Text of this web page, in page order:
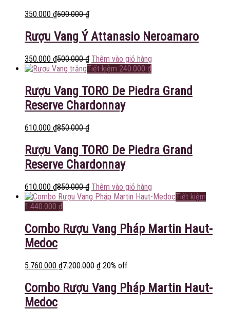
350.000 ₫500.000₫
Rượu Vang Ý Attanasio Neroamaro
350.000 ₫500.000₫ Thêm vào giỏ hàng
Tiết kiệm 240.000 ₫
Rượu Vang TORO De Piedra Grand
Reserve Chardonnay
610.000 ₫850.000₫
Rượu Vang TORO De Piedra Grand
Reserve Chardonnay
610.000 ₫850.000₫ Thêm vào giỏ hàng
Tiết kiệm
1.440.000 ₫
Combo Rượu Vang Pháp Martin Haut-
Medoc
5.760.000 ₫7.200.000₫ 20% off
Combo Rượu Vang Pháp Martin Haut-
Medoc